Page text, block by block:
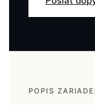
POPIS